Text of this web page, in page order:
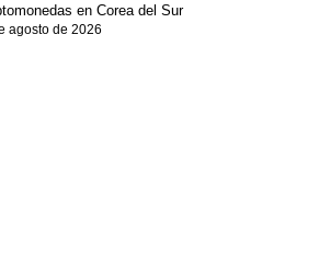
en Corea del Sur
agosto de 2026